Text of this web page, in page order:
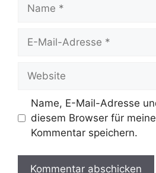
Mail-
Name, E-Mail-Adresse
diesem Browser für
Kommentar speichern.